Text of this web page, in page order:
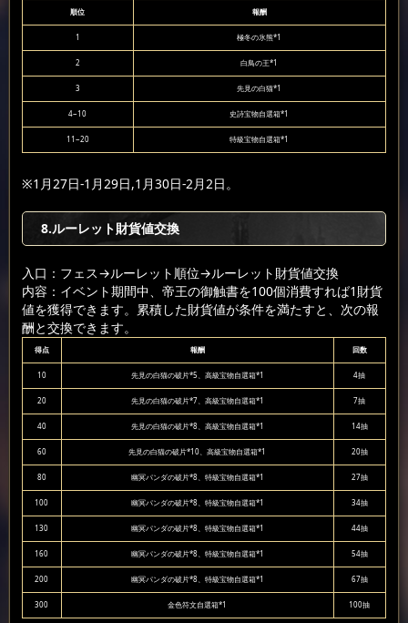
順位 報酬
1 極冬の氷熊*1
2 白鳥の王*1
3 先見の白猫*1
4~10 史詩宝物自選箱*1
11~20 特級宝物自選箱*1
※1月27日-1月29日,1月30日-2月2日。
8.ルーレット財貨値交換
入口：フェス→ルーレット順位→ルーレット財貨値交換
内容：イベント期間中、帝王の御触書を100個消費すれば1財貨
値を獲得できます。累積した財貨値が条件を満たすと、次の報
酬と交換できます。
得点 報酬 回数
10 先見の白猫の破片*5、高級宝物自選箱*1 4抽
20 先見の白猫の破片*7、高級宝物自選箱*1 7抽
40 先見の白猫の破片*8、高級宝物自選箱*1 14抽
60 先見の白猫の破片*10、高級宝物自選箱*1 20抽
80 幽冥パンダの破片*8、特級宝物自選箱*1 27抽
100 幽冥パンダの破片*8、特級宝物自選箱*1 34抽
130 幽冥パンダの破片*8、特級宝物自選箱*1 44抽
160 幽冥パンダの破片*8、特級宝物自選箱*1 54抽
200 幽冥パンダの破片*8、特級宝物自選箱*1 67抽
300 金色符文自選箱*1 100抽